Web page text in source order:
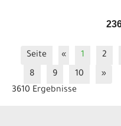
Seite « 1 2
8
9 10
»
3610 Ergebnisse